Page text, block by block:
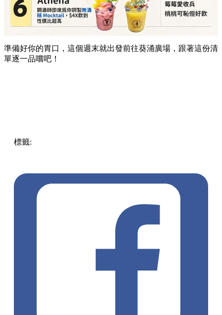
準備好你的胃口，這個週末就出發前往葵涌廣場，跟著這份清
單逐一品嚐吧！
標籤: